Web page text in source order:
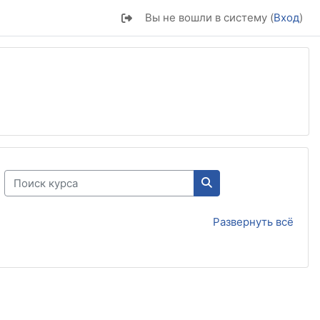
Вы не вошли в систему (Вход)
Поиск курса
Поиск курса
Развернуть всё